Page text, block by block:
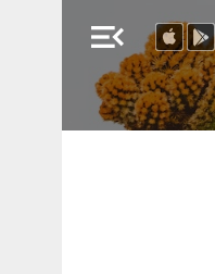
menu_open